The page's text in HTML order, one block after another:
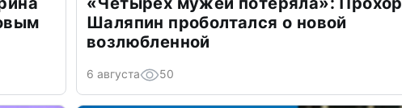
Шаляпин проболтался о новой
возлюбленной
6 августа 50